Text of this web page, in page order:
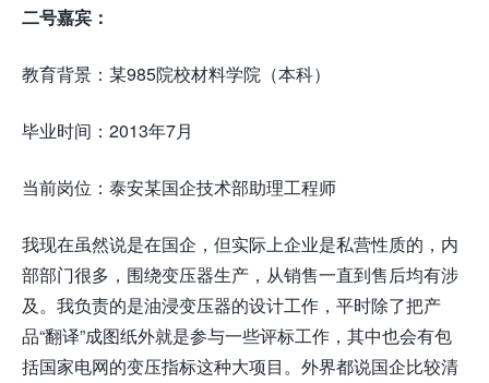
二号嘉宾：
教育背景：某985院校材料学院（本科）
毕业时间：2013年7月
当前岗位：泰安某国企技术部助理工程师
我现在虽然说是在国企，但实际上企业是私营性质的，内
部部门很多，围绕变压器生产，从销售一直到售后均有涉
及。我负责的是油浸变压器的设计工作，平时除了把产
品“翻译”成图纸外就是参与一些评标工作，其中也会有包
括国家电网的变压指标这种大项目。外界都说国企比较清